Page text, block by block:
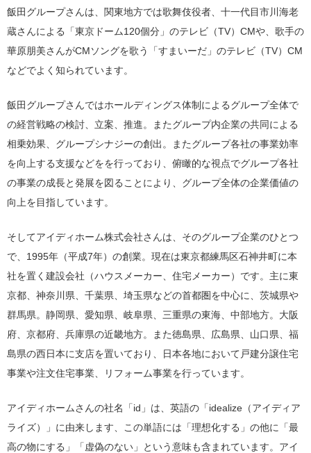
飯田グループさんは、関東地方では歌舞伎役者、十一代目市川海老
蔵さんによる「東京ドーム120個分」のテレビ（TV）CMや、歌手の
華原朋美さんがCMソングを歌う「すまいーだ」のテレビ（TV）CM
などでよく知られています。
飯田グループさんではホールディングス体制によるグループ全体で
の経営戦略の検討、立案、推進。またグループ内企業の共同による
相乗効果、グループシナジーの創出。またグループ各社の事業効率
を向上する支援などをを行っており、俯瞰的な視点でグループ各社
の事業の成長と発展を図ることにより、グループ全体の企業価値の
向上を目指しています。
そしてアイディホーム株式会社さんは、そのグループ企業のひとつ
で、1995年（平成7年）の創業。現在は東京都練馬区石神井町に本
社を置く建設会社（ハウスメーカー、住宅メーカー）です。主に東
京都、神奈川県、千葉県、埼玉県などの首都圏を中心に、茨城県や
群馬県。静岡県、愛知県、岐阜県、三重県の東海、中部地方。大阪
府、京都府、兵庫県の近畿地方。また徳島県、広島県、山口県、福
島県の西日本に支店を置いており、日本各地において戸建分譲住宅
事業や注文住宅事業、リフォーム事業を行っています。
アイディホームさんの社名「id」は、英語の「idealize（アイディア
ライズ）」に由来します、この単語には「理想化する」の他に「最
高の物にする」「虚偽のない」という意味も含まれています。アイ